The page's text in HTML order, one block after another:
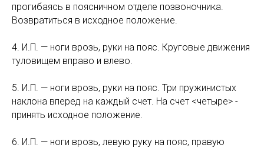
прогибаясь в поясничном отделе позвоночника.
Возвратиться в исходное положение.
4. И.П. — ноги врозь, руки на пояс. Круговые движения
туловищем вправо и влево.
5. И.П. — ноги врозь, руки на пояс. Три пружинистых
наклона вперед на каждый счет. На счет <четыре> -
принять исходное положение.
6. И.П. — ноги врозь, левую руку на пояс, правую